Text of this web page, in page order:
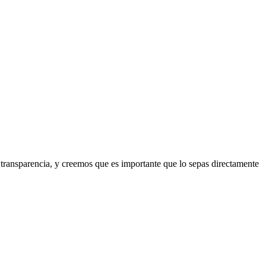
y creemos que es importante que lo sepas directamente